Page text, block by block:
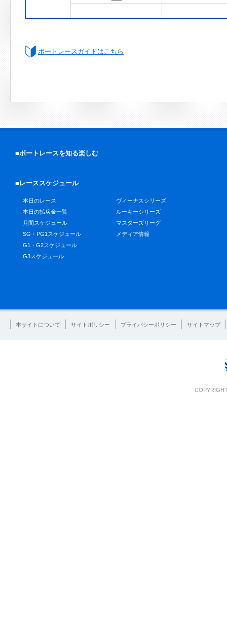
ボートレースガイドはこちら
■ボートレースを知る楽しむ
■レーススケジュール
本日のレース
本日の払戻金一覧
月間スケジュール
SG・PG1スケジュール
G1・G2スケジュール
G3スケジュール
ヴィーナスシリーズ
ルーキーシリーズ
マスターズリーグ
メディア情報
本サイトについて サイトポリシー プライバシーポリシー サイトマップ